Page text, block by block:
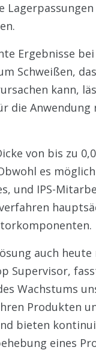
Ergebnisse
Schweißen,
kann,
die
von bis zu
es
und IPS-
auch
Supervisor,
Wachstums
Produkten
bieten
eines